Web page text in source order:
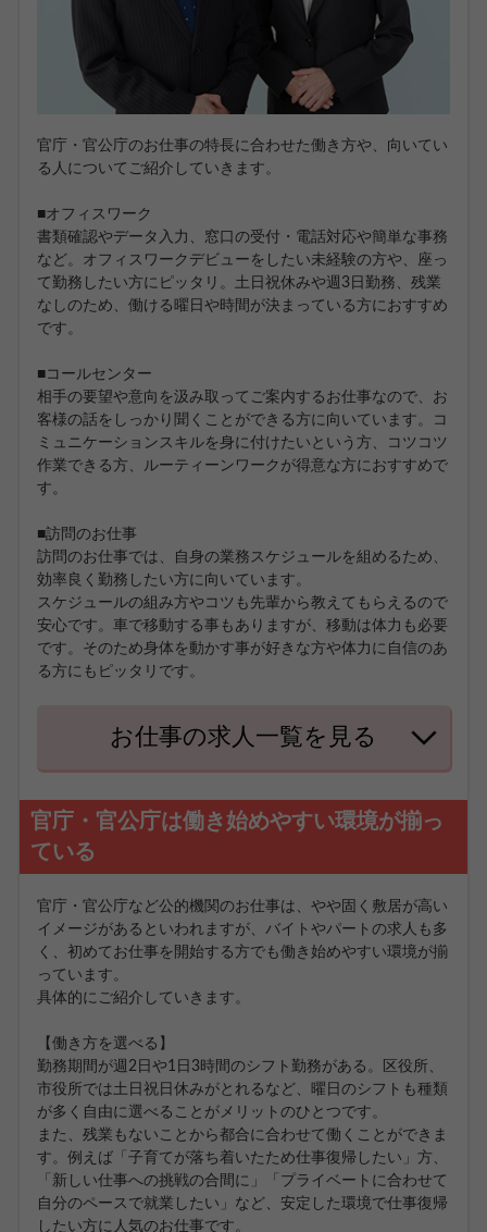
官庁・官公庁のお仕事の特長に合わせた働き方や、向いてい
る人についてご紹介していきます。
■オフィスワーク
書類確認やデータ入力、窓口の受付・電話対応や簡単な事務
など。オフィスワークデビューをしたい未経験の方や、座っ
て勤務したい方にピッタリ。土日祝休みや週3日勤務、残業
なしのため、働ける曜日や時間が決まっている方におすすめ
です。
■コールセンター
相手の要望や意向を汲み取ってご案内するお仕事なので、お
客様の話をしっかり聞くことができる方に向いています。コ
ミュニケーションスキルを身に付けたいという方、コツコツ
作業できる方、ルーティーンワークが得意な方におすすめで
す。
■訪問のお仕事
訪問のお仕事では、自身の業務スケジュールを組めるため、
効率良く勤務したい方に向いています。
スケジュールの組み方やコツも先輩から教えてもらえるので
安心です。車で移動する事もありますが、移動は体力も必要
です。そのため身体を動かす事が好きな方や体力に自信のあ
る方にもピッタリです。
お仕事の求人一覧を見る
官庁・官公庁は働き始めやすい環境が揃っ
ている
官庁・官公庁など公的機関のお仕事は、やや固く敷居が高い
イメージがあるといわれますが、バイトやパートの求人も多
く、初めてお仕事を開始する方でも働き始めやすい環境が揃
っています。
具体的にご紹介していきます。
【働き方を選べる】
勤務期間が週2日や1日3時間のシフト勤務がある。区役所、
市役所では土日祝日休みがとれるなど、曜日のシフトも種類
が多く自由に選べることがメリットのひとつです。
また、残業もないことから都合に合わせて働くことができま
す。例えば「子育てが落ち着いたため仕事復帰したい」方、
「新しい仕事への挑戦の合間に」「プライベートに合わせて
自分のペースで就業したい」など、安定した環境で仕事復帰
したい方に人気のお仕事です。